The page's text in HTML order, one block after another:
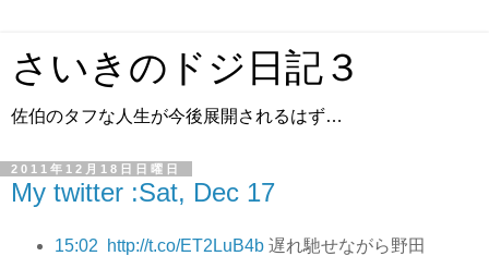
さいきのドジ日記３
佐伯のタフな人生が今後展開されるはず…
2011年12月18日日曜日
My twitter :Sat, Dec 17
15:02 http://t.co/ET2LuB4b遅れ馳せながら野田